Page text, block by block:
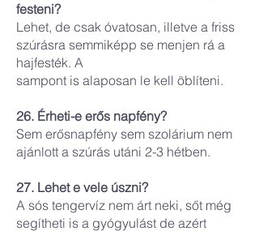
festeni?
Lehet, de csak óvatosan, illetve a friss
szúrásra semmiképp se menjen rá a
hajfesték. A
sampont is alaposan le kell öblíteni.
26. Érheti-e erős napfény?
Sem erősnapfény sem szolárium nem
ajánlott a szúrás utáni 2-3 hétben.
27. Lehet e vele úszni?
A sós tengervíz nem árt neki, sőt még
segítheti is a gyógyulást de azért